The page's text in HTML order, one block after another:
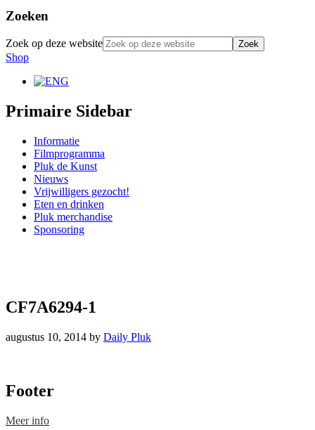
Zoeken
Zoek op deze website
Shop
Primaire Sidebar
Informatie
Filmprogramma
Pluk de Kunst
Nieuws
Vrijwilligers gezocht!
Eten en drinken
Pluk merchandise
Sponsoring
CF7A6294-1
augustus 10, 2014 by Daily Pluk
Footer
Meer info